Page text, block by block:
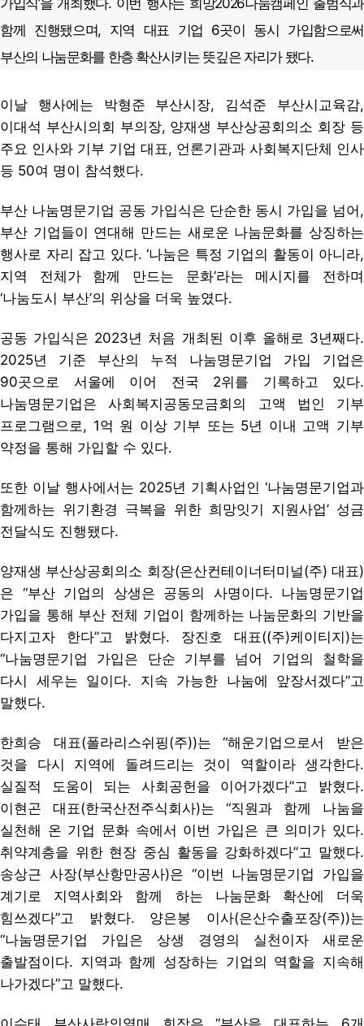
가입식’을 개최했다. 이번 행사는 희망2026나눔캠페인 출범식과
함께 진행됐으며, 지역 대표 기업 6곳이 동시 가입함으로써
부산의 나눔문화를 한층 확산시키는 뜻깊은 자리가 됐다.
이날 행사에는 박형준 부산시장, 김석준 부산시교육감,
이대석 부산시의회 부의장, 양재생 부산상공회의소 회장 등
주요 인사와 기부 기업 대표, 언론기관과 사회복지단체 인사
등 50여 명이 참석했다.
부산 나눔명문기업 공동 가입식은 단순한 동시 가입을 넘어,
부산 기업들이 연대해 만드는 새로운 나눔문화를 상징하는
행사로 자리 잡고 있다. ‘나눔은 특정 기업의 활동이 아니라,
지역 전체가 함께 만드는 문화’라는 메시지를 전하며
‘나눔도시 부산’의 위상을 더욱 높였다.
공동 가입식은 2023년 처음 개최된 이후 올해로 3년째다.
2025년 기준 부산의 누적 나눔명문기업 가입 기업은
90곳으로 서울에 이어 전국 2위를 기록하고 있다.
나눔명문기업은 사회복지공동모금회의 고액 법인 기부
프로그램으로, 1억 원 이상 기부 또는 5년 이내 고액 기부
약정을 통해 가입할 수 있다.
또한 이날 행사에서는 2025년 기획사업인 ‘나눔명문기업과
함께하는 위기환경 극복을 위한 희망잇기 지원사업’ 성금
전달식도 진행됐다.
양재생 부산상공회의소 회장(은산컨테이너터미널(주) 대표)
은 “부산 기업의 상생은 공동의 사명이다. 나눔명문기업
가입을 통해 부산 전체 기업이 함께하는 나눔문화의 기반을
다지고자 한다”고 밝혔다. 장진호 대표((주)케이티지)는
“나눔명문기업 가입은 단순 기부를 넘어 기업의 철학을
다시 세우는 일이다. 지속 가능한 나눔에 앞장서겠다”고
말했다.
한희승 대표(폴라리스쉬핑(주))는 “해운기업으로서 받은
것을 다시 지역에 돌려드리는 것이 역할이라 생각한다.
실질적 도움이 되는 사회공헌을 이어가겠다”고 밝혔다.
이현곤 대표(한국산전주식회사)는 “직원과 함께 나눔을
실천해 온 기업 문화 속에서 이번 가입은 큰 의미가 있다.
취약계층을 위한 현장 중심 활동을 강화하겠다”고 말했다.
송상근 사장(부산항만공사)은 “이번 나눔명문기업 가입을
계기로 지역사회와 함께 하는 나눔문화 확산에 더욱
힘쓰겠다”고 밝혔다. 양은봉 이사(은산수출포장(주))는
“나눔명문기업 가입은 상생 경영의 실천이자 새로운
출발점이다. 지역과 함께 성장하는 기업의 역할을 지속해
나가겠다”고 말했다.